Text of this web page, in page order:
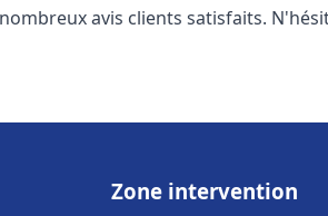
avis clients satisfaits.
Zone intervention